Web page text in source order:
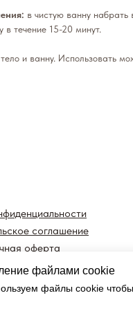
в чистую ванну набрать
в течение 15-20 минут.
и ванну. Использовать
файлами cookie
файлы cookie
оферта
персональных
рекламной
соглашение